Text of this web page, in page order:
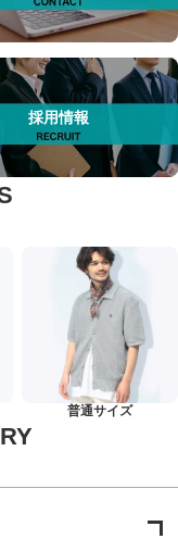
採用情報
普通サイズ